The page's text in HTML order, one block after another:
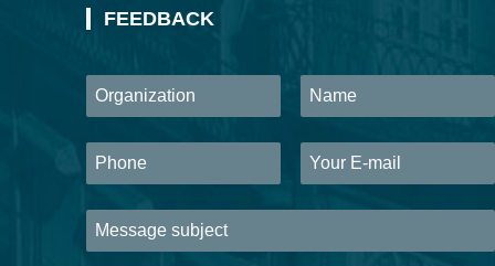
FEEDBACK